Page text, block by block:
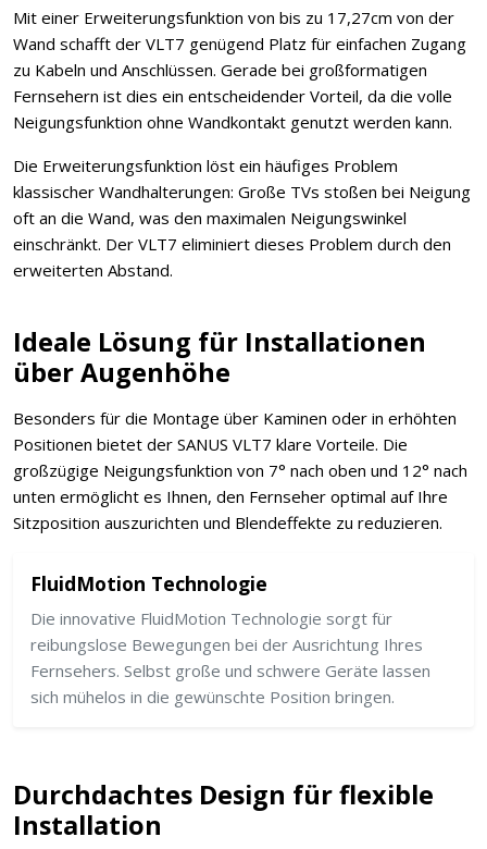
Mit einer Erweiterungsfunktion von bis zu 17,27cm von der
Wand schafft der VLT7 genügend Platz für einfachen Zugang
zu Kabeln und Anschlüssen. Gerade bei großformatigen
Fernsehern ist dies ein entscheidender Vorteil, da die volle
Neigungsfunktion ohne Wandkontakt genutzt werden kann.
Die Erweiterungsfunktion löst ein häufiges Problem
klassischer Wandhalterungen: Große TVs stoßen bei Neigung
oft an die Wand, was den maximalen Neigungswinkel
einschränkt. Der VLT7 eliminiert dieses Problem durch den
erweiterten Abstand.
Ideale Lösung für Installationen
über Augenhöhe
Besonders für die Montage über Kaminen oder in erhöhten
Positionen bietet der SANUS VLT7 klare Vorteile. Die
großzügige Neigungsfunktion von 7° nach oben und 12° nach
unten ermöglicht es Ihnen, den Fernseher optimal auf Ihre
Sitzposition auszurichten und Blendeffekte zu reduzieren.
FluidMotion Technologie
Die innovative FluidMotion Technologie sorgt für
reibungslose Bewegungen bei der Ausrichtung Ihres
Fernsehers. Selbst große und schwere Geräte lassen
sich mühelos in die gewünschte Position bringen.
Durchdachtes Design für flexible
Installation